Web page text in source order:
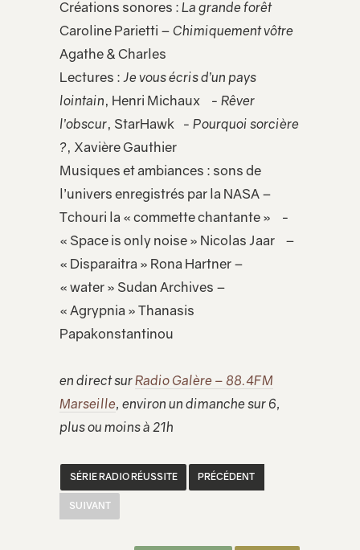
Créations sonores : La grande forêt
Caroline Parietti – Chimiquement vôtre
Agathe & Charles
Lectures : Je vous écris d’un pays
lointain, Henri Michaux - Rêver
l’obscur, StarHawk - Pourquoi sorcière
?, Xavière Gauthier
Musiques et ambiances : sons de
l’univers enregistrés par la NASA –
Tchouri la « commette chantante » -
« Space is only noise » Nicolas Jaar –
« Disparaitra » Rona Hartner –
« water » Sudan Archives –
« Agrypnia » Thanasis
Papakonstantinou
en direct surRadio Galère – 88.4FM
Marseille, environ un dimanche sur 6,
plus ou moins à 21h
SÉRIE RADIO RÉUSSITE PRÉCÉDENT
SUIVANT